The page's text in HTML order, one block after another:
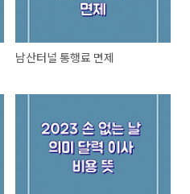
남산터널 통행료 면제